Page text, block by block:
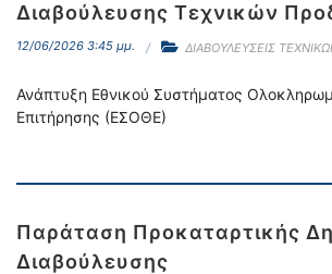
Διαβούλευσης Τεχνικών
12/06/2026 3:45 μμ. ΔΙΑΒΟΥΛΕΥΣΕΙΣ
Ανάπτυξη Εθνικού Συστήματος
Επιτήρησης (ΕΣΟΘΕ)
Παράταση Προκαταρτικής
Διαβούλευσης